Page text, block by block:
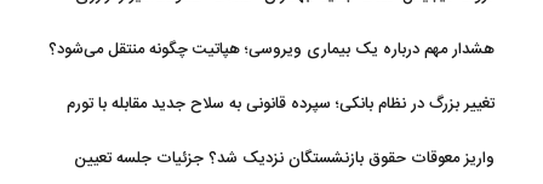
هشدار مهم درباره یک بیماری ویروسی؛ هپاتیت چگونه منتقل می‌شود؟
تغییر بزرگ در نظام بانکی؛ سپرده قانونی به سلاح جدید مقابله با تورم
واریز معوقات حقوق بازنشستگان نزدیک شد؟ جزئیات جلسه تعیین